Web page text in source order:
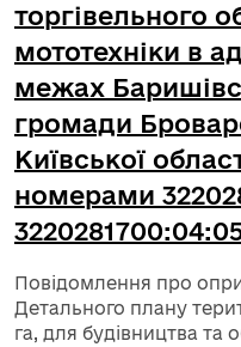
торгівельного
мототехніки в
межах
громади
Київської
номерами
Повідомлення про
Детального плану
га, для будівництва та